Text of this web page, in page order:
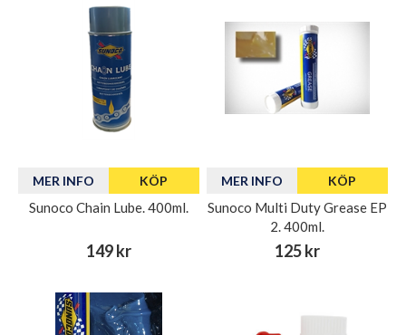
MER INFO KÖP
Sunoco Chain Lube. 400ml.
149 kr
MER INFO KÖP
Sunoco Multi Duty Grease EP
2. 400ml.
125 kr